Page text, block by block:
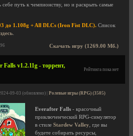
себе путь к чемпионству, но и раскрыть самые
до 1.108g + All DLCs (Iron Fist DLC). Список
здесь
Скачать игру (1269.00 Мб.)
v1.2.11g - торрент,
Рейтинга пока нет
09-03 (обновлено) | Ролевые игры (RPG) (3505)
Everafter Falls - красочный
приключенческий RPG-симулятор
в стиле Stardew Valley , где вы
будете собирать ресурсы,